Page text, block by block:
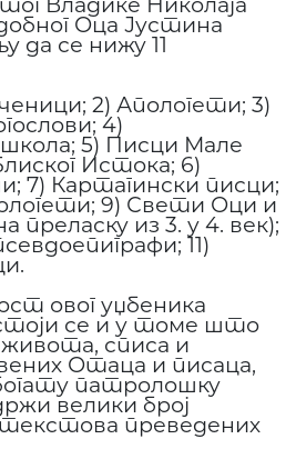
Оца Јустина
да се нижу 11
2) Апологети; 3)
4)
5) Писци Мале
Истока; 6)
7) Картагински писци;
9) Свети Оци и
преласку из 3. у 4. век);
11)
овог уџбеника
се и у томе што
списа и
Отаца и писаца,
патролошку
велики број
преведених